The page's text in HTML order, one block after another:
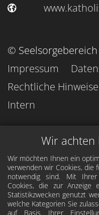
Wir achten
Wir möchten Ihnen ein
verwenden wir Cookies, die
notwendig sind. Mit
Cookies, die zur Anzeige
Statistikzwecken genutzt
welche Kategorien Sie
auf Basis Ihrer
©
Impressum
Rechtliche Hinweise
Intern